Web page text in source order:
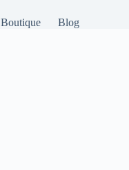
Boutique Blog